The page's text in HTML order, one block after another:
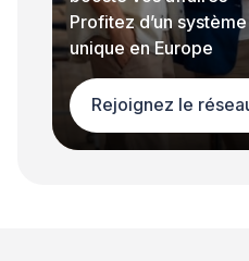
Profitez d’un
unique en Europe
Rejoignez le